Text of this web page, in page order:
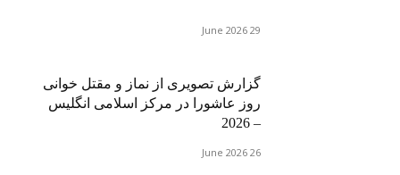
29 June 2026
گزارش تصویری از نماز و مقتل خوانی
روز عاشورا در مرکز اسلامی انگلیس
– 2026
26 June 2026